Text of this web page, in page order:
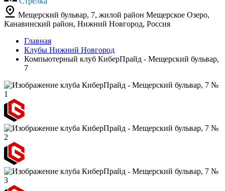
Мещерский бульвар, 7, жилой район Мещерское Озеро,
Канавинский район, Нижний Новгород, Россия
Главная
Клубы Нижний Новгород
Компьютерный клуб КиберПрайд - Мещерский бульвар,
7